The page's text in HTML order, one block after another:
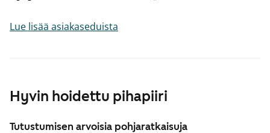
Hyvin hoidettu pihapiiri
Tutustumisen arvoisia pohjaratkaisuja
Lue lisää asiakaseduista